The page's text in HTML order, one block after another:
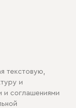
текстовую,
и
и соглашениями